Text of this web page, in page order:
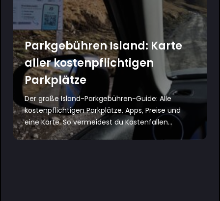
Parkgebühren Island: Karte
aller kostenpflichtigen
Parkplätze
Der große Island-Parkgebühren-Guide: Alle
kostenpflichtigen Parkplätze, Apps, Preise und
eine Karte. So vermeidest du Kostenfallen...